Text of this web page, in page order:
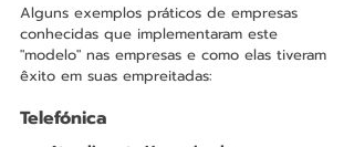
Alguns exemplos práticos de empresas
conhecidas que implementaram este
"modelo" nas empresas e como elas tiveram
êxito em suas empreitadas:
Telefónica